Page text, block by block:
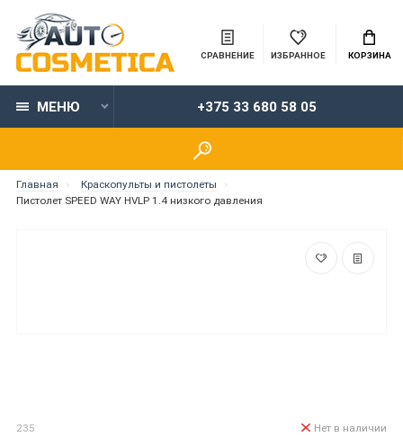
СРАВНЕНИЕ ИЗБРАННОЕ КОРЗИНА
МЕНЮ +375 33 680 58 05
Главная
Краскопульты и пистолеты
Пистолет SPEED WAY HVLP 1.4 низкого давления
235 Нет в наличии